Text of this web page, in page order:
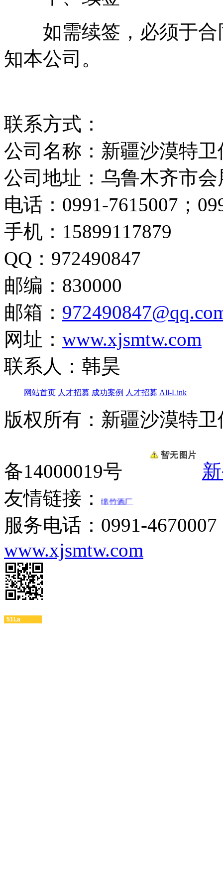
如需续签，必须于合
知本公司。
联系方式：
公司名称：新疆沙漠特
公司地址：乌鲁木齐市
电话：0991-7615007；
手机：15899117879
QQ：972490847
邮编：830000
邮箱：
网址： www.xjsmtw.com
联系人：韩昊
网站首页 人才招募 成功案例 人才招募 All-Link
版权所有：新疆沙漠特
备14000019号
友情链接：
露剂
常州仿花岗岩
绵竹酒厂
东莞真空电镀
重庆汽车开锁
广州椭圆数码
-广东艺术漆
河南工程监理
服务电话：0991-4670007
www.xjsmtw.com
51La